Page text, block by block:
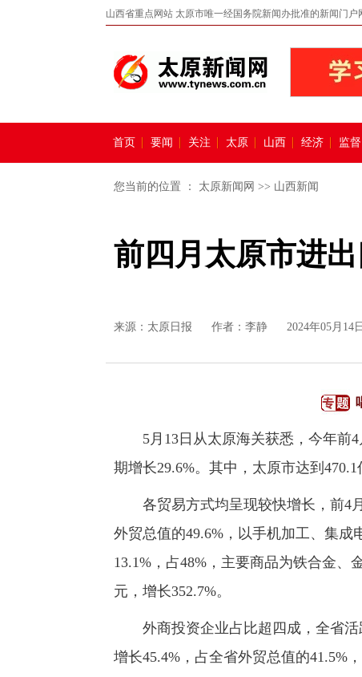
山西省重点网站 太原市唯一经国务院新闻办批准的新闻门户
首页 要闻 关注 太原 山西 经济 监督
您当前的位置 ： 太原新闻网 >> 山西新闻
前四月太原市进
来源： 太原日报 作者：李静 2024年05月14
5月13日从太原海关获悉，今年前4
期增长29.6%。其中，太原市达到
各贸易方式均呈现较快增长，前4月
外贸总值的49.6%，以手机加工、集成
13.1%，占48%，主要商品为铁合金
元，增长352.7%。
外商投资企业占比超四成，全省活
增长45.4%，占全省外贸总值的41.5%